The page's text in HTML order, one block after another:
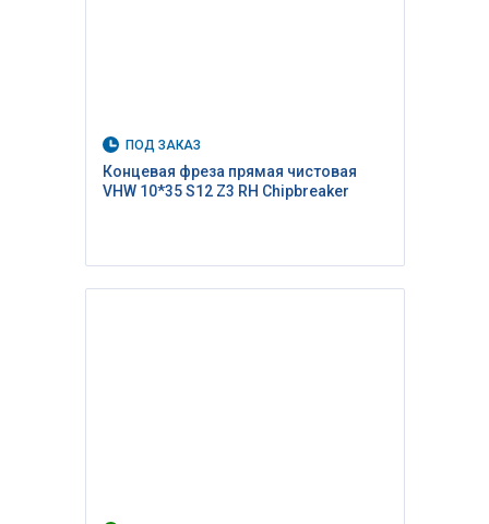
ПОД ЗАКАЗ
Концевая фреза прямая чистовая
VHW 10*35 S12 Z3 RH Сhipbreaker